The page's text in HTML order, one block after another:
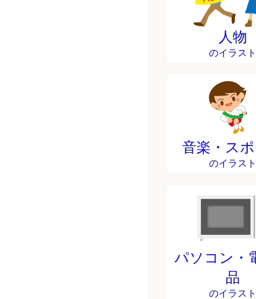
人物
のイラスト
音楽・ス
のイラスト
パソコン・
品
のイラスト